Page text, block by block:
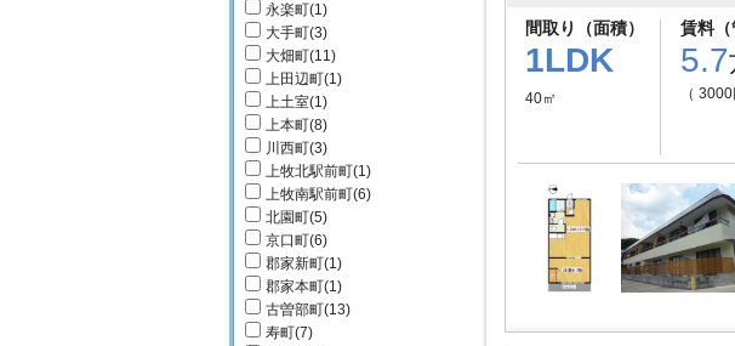
永楽町(1)
大手町(3)
大畑町(11)
上田辺町(1)
上土室(1)
上本町(8)
川西町(3)
上牧北駅前町(1)
上牧南駅前町(6)
北園町(5)
京口町(6)
郡家新町(1)
郡家本町(1)
古曽部町(13)
寿町(7)
間取り（面積）
1LDK
40㎡
賃料（
5.7
（ 3000